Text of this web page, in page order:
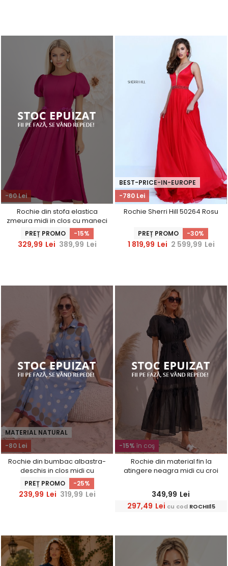
-60 Lei
Rochie din stofa elastica
zmeura midi in clos cu maneci
bufante si aplicatii
stralucitoare - StarShinerS
PREȚ PROMO -15%
329,99 Lei 389,99 Lei
-780 Lei
BEST-PRICE-IN-EUROPE
Rochie Sherri Hill 50264 Rosu
PREȚ PROMO -30%
1 819,99 Lei 2 599,99 Lei
-80 Lei
MATERIAL NATURAL
Rochie din bumbac albastra-
deschis in clos midi cu
accesoriu tip curea
PREȚ PROMO -25%
239,99 Lei 319,99 Lei
-15% în coş
Rochie din material fin la
atingere neagra midi cu croi
349,99 Lei
297,49 Lei cu cod ROCHII15